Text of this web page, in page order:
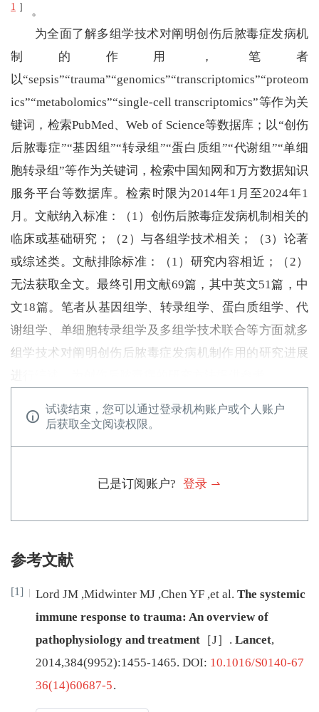
1 ］ 。
为全面了解多组学技术对阐明创伤后脓毒症发病机
制的作用，笔者
以“sepsis”“trauma”“genomics”“transcriptomics”“proteom
ics”“metabolomics”“single-cell transcriptomics”等作为关
键词，检索PubMed、Web of Science等数据库；以“创伤
后脓毒症”“基因组”“转录组”“蛋白质组”“代谢组”“单细
胞转录组”等作为关键词，检索中国知网和万方数据知识
服务平台等数据库。检索时限为2014年1月至2024年1
月。文献纳入标准：（1）创伤后脓毒症发病机制相关的
临床或基础研究；（2）与各组学技术相关；（3）论著
或综述类。文献排除标准：（1）研究内容相近；（2）
无法获取全文。最终引用文献69篇，其中英文51篇，中
文18篇。笔者从基因组学、转录组学、蛋白质组学、代
谢组学、单细胞转录组学及多组学技术联合等方面就多
组学技术对阐明创伤后脓毒症发病机制作用的研究进展
试读结束，您可以通过登录机构账户或个人账户
后获取全文阅读权限。
已是订阅账户? 登录
参考文献
[1] Lord JM ,Midwinter MJ ,Chen YF ,et al. The systemic
immune response to trauma: An overview of
pathophysiology and treatment ［J］. Lancet,
2014,384(9952):1455-1465. DOI: 10.1016/S0140-67
36(14)60687-5.